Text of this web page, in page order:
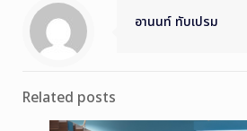
อานนท์ ทับเปรม
Related posts